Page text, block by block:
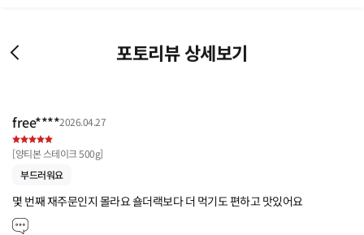
포토리뷰 상세보기
free****2026.04.27
[양티본 스테이크 500g]
부드러워요
몇 번째 재주문인지 몰라요 숄더랙보다 더 먹기도 편하고 맛있어요